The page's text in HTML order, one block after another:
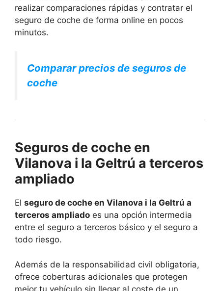
realizar comparaciones rápidas y contratar el
seguro de coche de forma online en pocos
minutos.
Comparar precios de seguros de
coche
Seguros de coche en
Vilanova i la Geltrú a terceros
ampliado
El seguro de coche en Vilanova i la Geltrú a
terceros ampliado es una opción intermedia
entre el seguro a terceros básico y el seguro a
todo riesgo.
Además de la responsabilidad civil obligatoria,
ofrece coberturas adicionales que protegen
mejor tu vehículo sin llegar al coste de un